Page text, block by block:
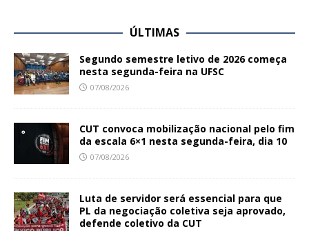
ÚLTIMAS
Segundo semestre letivo de 2026 começa
nesta segunda-feira na UFSC
07/08/2026
CUT convoca mobilização nacional pelo fim
da escala 6×1 nesta segunda-feira, dia 10
07/08/2026
Luta de servidor será essencial para que
PL da negociação coletiva seja aprovado,
defende coletivo da CUT